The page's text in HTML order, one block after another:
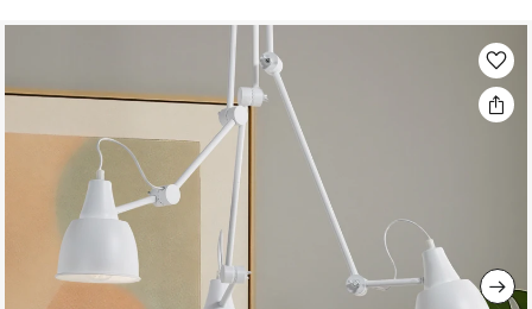
края
на
галерията
изображенията